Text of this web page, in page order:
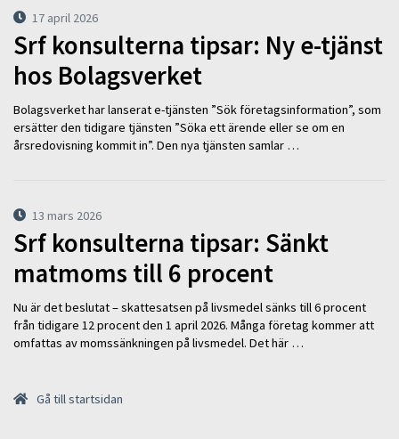
17 april 2026
Srf konsulterna tipsar: Ny e-tjänst
hos Bolagsverket
Bolagsverket har lanserat e-tjänsten ”Sök företagsinformation”, som
ersätter den tidigare tjänsten ”Söka ett ärende eller se om en
årsredovisning kommit in”. Den nya tjänsten samlar …
13 mars 2026
Srf konsulterna tipsar: Sänkt
matmoms till 6 procent
Nu är det beslutat – skattesatsen på livsmedel sänks till 6 procent
från tidigare 12 procent den 1 april 2026. Många företag kommer att
omfattas av momssänkningen på livsmedel. Det här …
Gå till startsidan